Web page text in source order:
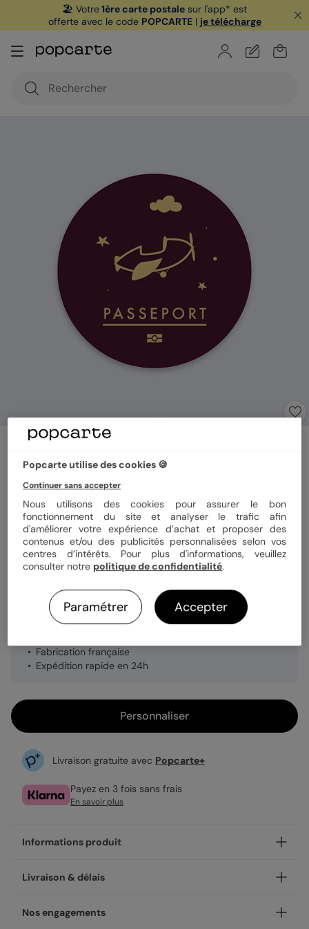
🏖️ Votre1ère carte postale sur l'app* est
offerte avec le code POPCARTE| je télécharge
Sticker naissance
Passeport
Format Sticker 3.8 cm
Quantité 8 stickers
3,92 €
Fabrication française
Expédition rapide en 24h
Personnaliser
Livraison gratuite avec Popcarte+
Payez en 3 fois sans frais
En savoir plus
Informations produit
Personnalisez votre sticker Passeport, et ajoutez une
À coller partout, les stickers sont un détail qui font la
Livraison & délais
Votre création est imprimée avec soin en 48h dans nos
Nos engagements
Popcarte utilise des cookies 🍪
Continuer sans accepter
Nous utilisons des cookies pour assurer le bon
fonctionnement du site et analyser le trafic afin
d'améliorer votre expérience d’achat et proposer des
contenus et/ou des publicités personnalisées selon vos
centres d’intérêts. Pour plus d'informations, veuillez
consulter notre politique de confidentialité.
Paramétrer Accepter